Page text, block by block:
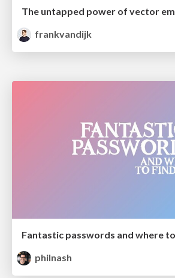
The untapped power of vector
frankvandijk
philnash